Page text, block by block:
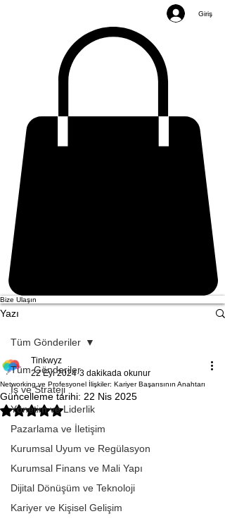
Giriş
Bize Ulaşın
Yazı
Tüm Gönderiler
İş ve Strateji
Yönetim ve Liderlik
Pazarlama ve İletişim
Kurumsal Uyum ve Regülasyon
Kurumsal Finans ve Mali Yapı
Dijital Dönüşüm ve Teknoloji
Kariyer ve Kişisel Gelişim
Tüm Gönderiler
Networking ve Profesyonel İlişkiler: Kariyer Başarısının Anahtarı
Tinkwyz
22 Eyl 2024 3 dakikada okunur
Güncelleme tarihi: 22 Nis 2025
5 üzerinden NaN yıldız